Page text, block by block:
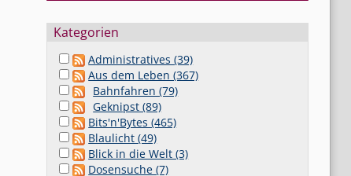
Kategorien
Administratives (39)
Aus dem Leben (367)
Bahnfahren (79)
Geknipst (89)
Bits'n'Bytes (465)
Blaulicht (49)
Blick in die Welt (3)
Dosensuche (7)